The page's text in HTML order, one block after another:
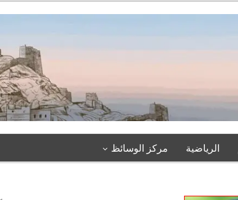
الرياضية مركز الوسائظ